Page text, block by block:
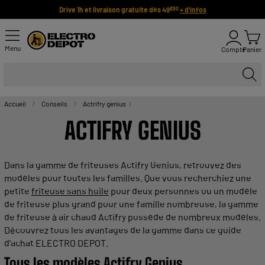
Drive 1h et livraison gratuite dès 49€90 + d'infos
Menu ComptePanier
Accueil Conseils Actrifry genius
ACTIFRYGENIUS
Dans la gamme de friteuses Actifry Genius, retrouvez des
modèles pour toutes les familles. Que vous recherchiez une
petite friteuse sans huile pour deux personnes ou un modèle
de friteuse plus grand pour une famille nombreuse, la gamme
de friteuse à air chaud Actifry possède de nombreux modèles.
Découvrez tous les avantages de la gamme dans ce guide
d'achat ELECTRO DEPOT.